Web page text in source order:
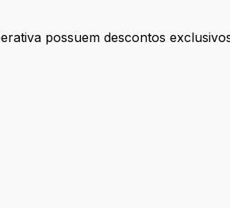
possuem descontos